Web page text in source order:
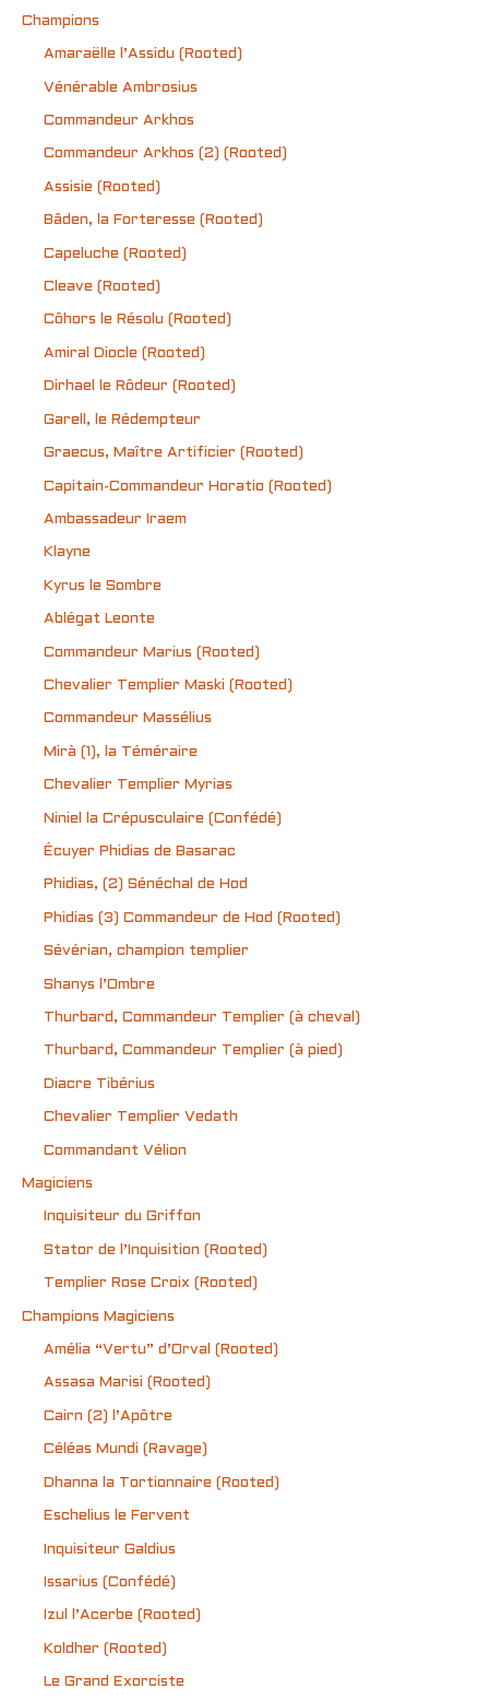
Champions
Amaraëlle l’Assidu (Rooted)
Vénérable Ambrosius
Commandeur Arkhos
Commandeur Arkhos (2) (Rooted)
Assisie (Rooted)
Bâden, la Forteresse (Rooted)
Capeluche (Rooted)
Cleave (Rooted)
Côhors le Résolu (Rooted)
Amiral Diocle (Rooted)
Dirhael le Rôdeur (Rooted)
Garell, le Rédempteur
Graecus, Maître Artificier (Rooted)
Capitain-Commandeur Horatio (Rooted)
Ambassadeur Iraem
Klayne
Kyrus le Sombre
Ablégat Leonte
Commandeur Marius (Rooted)
Chevalier Templier Maski (Rooted)
Commandeur Massélius
Mirà (1), la Téméraire
Chevalier Templier Myrias
Niniel la Crépusculaire (Confédé)
Écuyer Phidias de Basarac
Phidias, (2) Sénéchal de Hod
Phidias (3) Commandeur de Hod (Rooted)
Sévérian, champion templier
Shanys l’Ombre
Thurbard, Commandeur Templier (à cheval)
Thurbard, Commandeur Templier (à pied)
Diacre Tibérius
Chevalier Templier Vedath
Commandant Vélion
Magiciens
Inquisiteur du Griffon
Stator de l’Inquisition (Rooted)
Templier Rose Croix (Rooted)
Champions Magiciens
Amélia “Vertu” d’Orval (Rooted)
Assasa Marisi (Rooted)
Cairn (2) l’Apôtre
Céléas Mundi (Ravage)
Dhanna la Tortionnaire (Rooted)
Eschelius le Fervent
Inquisiteur Galdius
Issarius (Confédé)
Izul l’Acerbe (Rooted)
Koldher (Rooted)
Le Grand Exorciste